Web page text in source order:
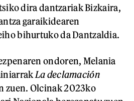
dira dantzariak Bizkaira,
garaikidearen
bihurtuko da Dantzaldia.
ondoren, Melania
La declamación
zuen. Olcinak 2023ko